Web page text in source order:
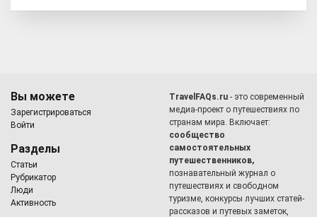
Вы можете
Зарегистрироваться
Войти
Разделы
Статьи
Рубрикатор
Люди
Активность
TravelFAQs.ru - это современный
медиа-проект о путешествиях по
странам мира. Включает:
сообщество
самостоятельных
путешественников,
познавательный журнал о
путешествиях и свободном
туризме, конкурсы лучших статей-
рассказов и путевых заметок,